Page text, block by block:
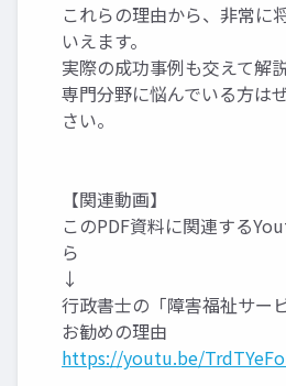
これらの理由から、非常に
いえます。
実際の成功事例も交えて解
専門分野に悩んでいる方は
さい。
【関連動画】
このPDF資料に関連する
ら
↓
行政書士の「障害福祉サー
お勧めの理由
https://youtu.be/